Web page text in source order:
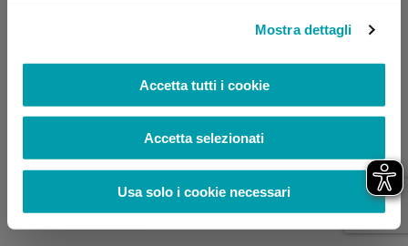
Mostra dettagli
Accetta tutti i cookie
Accetta selezionati
Usa solo i cookie necessari